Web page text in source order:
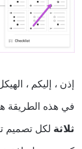
إذن ، إليكم ،
في هذه الطريقة
ثلاثة لكل تصميم